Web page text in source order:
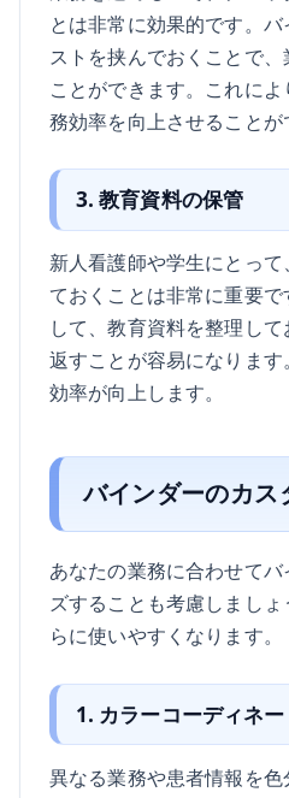
とは非常に効果的です。
ストを挟んでおくことで
ことができます。これに
務効率を向上させることが
3. 教育資料の保管
新人看護師や学生にとっ
ておくことは非常に重要
して、教育資料を整理し
返すことが容易になりま
効率が向上します。
バインダーのカス
あなたの業務に合わせて
ズすることも考慮しまし
らに使いやすくなります。
1. カラーコーディネー
異なる業務や患者情報を